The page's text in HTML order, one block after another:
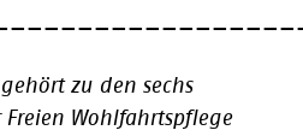
zu den sechs
Wohlfahrtspflege